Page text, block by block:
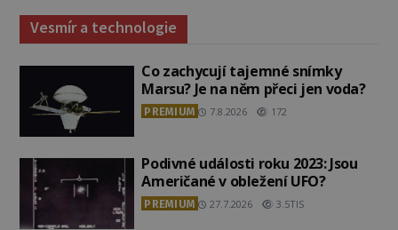
Vesmír a technologie
Co zachycují tajemné snímky
Marsu? Je na něm přeci jen voda?
PREMIUM 7.8.2026 172
Podivné události roku 2023: Jsou
Američané v obležení UFO?
PREMIUM 27.7.2026 3.5TIS